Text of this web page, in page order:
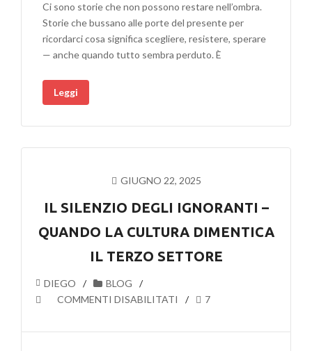
TEMPO
DEL
MALE
AL
FESTIVAL
2025
DI
Ci sono storie che non possono restare nell’ombra.
Storie che bussano alle porte del presente per
ricordarci cosa significa scegliere, resistere, sperare
— anche quando tutto sembra perduto. È
Leggi
GIUGNO 22, 2025
IL SILENZIO DEGLI IGNORANTI –
QUANDO LA CULTURA DIMENTICA
IL TERZO SETTORE
DIEGO
BLOG
COMMENTI DISABILITATI
SU
SILENZIO
7